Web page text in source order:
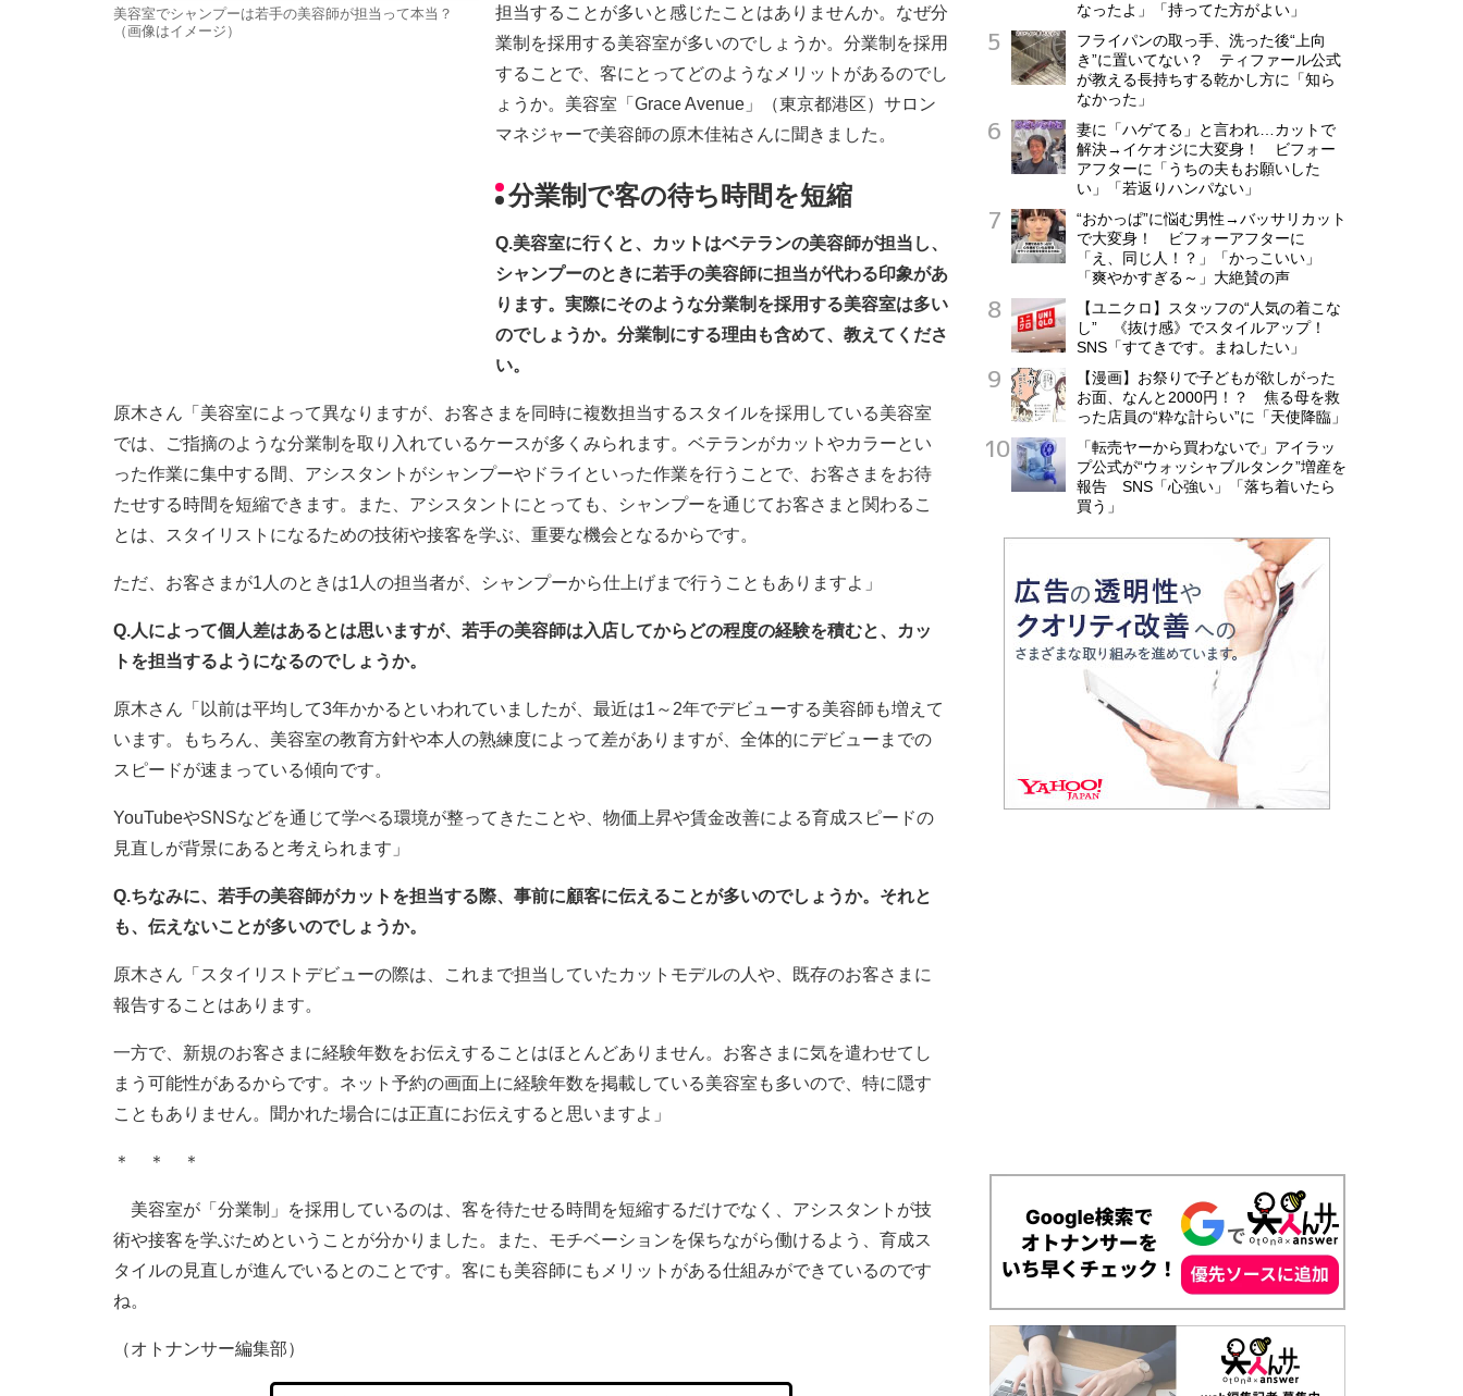
美容室でシャンプーは若手の美容師が担当って本当？
（画像はイメージ）
担当することが多いと感じたことはありませんか。なぜ分
業制を採用する美容室が多いのでしょうか。分業制を採用
することで、客にとってどのようなメリットがあるのでし
ょうか。美容室「Grace Avenue」（東京都港区）サロン
マネジャーで美容師の原木佳祐さんに聞きました。
分業制で客の待ち時間を短縮
Q.美容室に行くと、カットはベテランの美容師が担当し、
シャンプーのときに若手の美容師に担当が代わる印象があ
ります。実際にそのような分業制を採用する美容室は多い
のでしょうか。分業制にする理由も含めて、教えてくださ
い。
原木さん「美容室によって異なりますが、お客さまを同時に複数担当するスタイルを採用している美容室
では、ご指摘のような分業制を取り入れているケースが多くみられます。ベテランがカットやカラーとい
った作業に集中する間、アシスタントがシャンプーやドライといった作業を行うことで、お客さまをお待
たせする時間を短縮できます。また、アシスタントにとっても、シャンプーを通じてお客さまと関わるこ
とは、スタイリストになるための技術や接客を学ぶ、重要な機会となるからです。
ただ、お客さまが1人のときは1人の担当者が、シャンプーから仕上げまで行うこともありますよ」
Q.人によって個人差はあるとは思いますが、若手の美容師は入店してからどの程度の経験を積むと、カッ
トを担当するようになるのでしょうか。
原木さん「以前は平均して3年かかるといわれていましたが、最近は1～2年でデビューする美容師も増えて
います。もちろん、美容室の教育方針や本人の熟練度によって差がありますが、全体的にデビューまでの
スピードが速まっている傾向です。
YouTubeやSNSなどを通じて学べる環境が整ってきたことや、物価上昇や賃金改善による育成スピードの
見直しが背景にあると考えられます」
Q.ちなみに、若手の美容師がカットを担当する際、事前に顧客に伝えることが多いのでしょうか。それと
も、伝えないことが多いのでしょうか。
原木さん「スタイリストデビューの際は、これまで担当していたカットモデルの人や、既存のお客さまに
報告することはあります。
一方で、新規のお客さまに経験年数をお伝えすることはほとんどありません。お客さまに気を遣わせてし
まう可能性があるからです。ネット予約の画面上に経験年数を掲載している美容室も多いので、特に隠す
こともありません。聞かれた場合には正直にお伝えすると思いますよ」
＊ ＊ ＊
美容室が「分業制」を採用しているのは、客を待たせる時間を短縮するだけでなく、アシスタントが技
術や接客を学ぶためということが分かりました。また、モチベーションを保ちながら働けるよう、育成ス
タイルの見直しが進んでいるとのことです。客にも美容師にもメリットがある仕組みができているのです
ね。
（オトナンサー編集部）
なったよ」「持ってた方がよい」
フライパンの取っ手、洗った後“上向
き”に置いてない？ ティファール公式
が教える長持ちする乾かし方に「知ら
なかった」
妻に「ハゲてる」と言われ…カットで
解決→イケオジに大変身！ ビフォー
アフターに「うちの夫もお願いした
い」「若返りハンパない」
“おかっぱ”に悩む男性→バッサリカット
で大変身！ ビフォーアフターに
「え、同じ人！？」「かっこいい」
「爽やかすぎる～」大絶賛の声
【ユニクロ】スタッフの“人気の着こな
し” 《抜け感》でスタイルアップ！
SNS「すてきです。まねしたい」
【漫画】お祭りで子どもが欲しがった
お面、なんと2000円！？ 焦る母を救
った店員の“粋な計らい”に「天使降臨」
「転売ヤーから買わないで」アイラッ
プ公式が“ウォッシャブルタンク”増産を
報告 SNS「心強い」「落ち着いたら
買う」